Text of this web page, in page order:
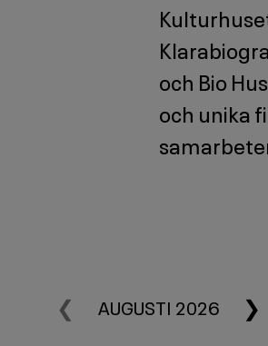
och Bio
och unika
❮ AUGUSTI 2026 ❯